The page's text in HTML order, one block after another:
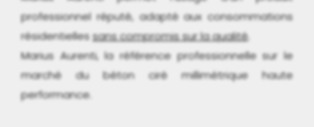
professionnel réputé, adapté aux consommations
résidentiellessans compromis sur la qualité.
Marius Aurenti, la référence professionnelle sur le
marché du béton ciré millimétrique haute
performance.